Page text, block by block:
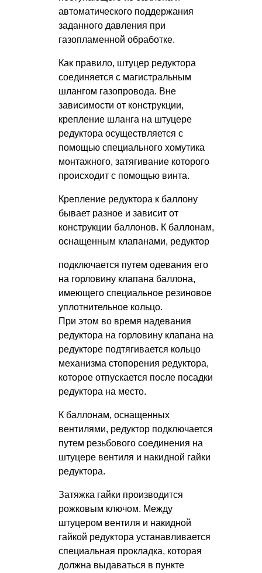
автоматического поддержания
заданного давления при
газопламенной обработке.
Как правило, штуцер редуктора
соединяется с магистральным
шлангом газопровода. Вне
зависимости от конструкции,
крепление шланга на штуцере
редуктора осуществляется с
помощью специального хомутика
монтажного, затягивание которого
происходит с помощью винта.
Крепление редуктора к баллону
бывает разное и зависит от
конструкции баллонов. К баллонам,
оснащенным клапанами, редуктор
подключается путем одевания его
на горловину клапана баллона,
имеющего специальное резиновое
уплотнительное кольцо.
При этом во время надевания
редуктора на горловину клапана на
редукторе подтягивается кольцо
механизма стопорения редуктора,
которое отпускается после посадки
редуктора на место.
К баллонам, оснащенных
вентилями, редуктор подключается
путем резьбового соединения на
штуцере вентиля и накидной гайки
редуктора.
Затяжка гайки производится
рожковым ключом. Между
штуцером вентиля и накидной
гайкой редуктора устанавливается
специальная прокладка, которая
должна выдаваться в пункте